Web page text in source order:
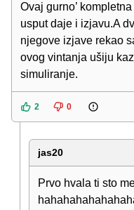
Ovaj gurno’
usput daje i izjavu.A
njegove izjave rekao
ovog vintanja ušiju
simuliranje.
2 0
jas20
Prvo hvala ti sto